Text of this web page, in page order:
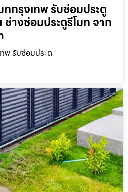
กรุงเทพ รับซ่อมประตู
างซ่อมประตูรีโมท จาก
พ รับซ่อมประต